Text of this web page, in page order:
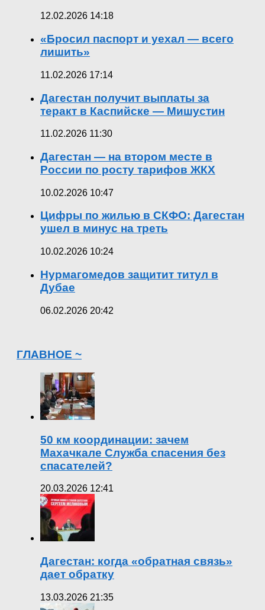
12.02.2026 14:18
«Бросил паспорт и уехал — всего
лишить»
11.02.2026 17:14
Дагестан получит выплаты за
теракт в Каспийске — Мишустин
11.02.2026 11:30
Дагестан — на втором месте в
России по росту тарифов ЖКХ
10.02.2026 10:47
Цифры по жилью в СКФО: Дагестан
ушел в минус на треть
10.02.2026 10:24
Нурмагомедов защитит титул в
Дубае
06.02.2026 20:42
ГЛАВНОЕ ~
50 км координации: зачем
Махачкале Служба спасения без
спасателей?
20.03.2026 12:41
Дагестан: когда «обратная связь»
дает обратку
13.03.2026 21:35